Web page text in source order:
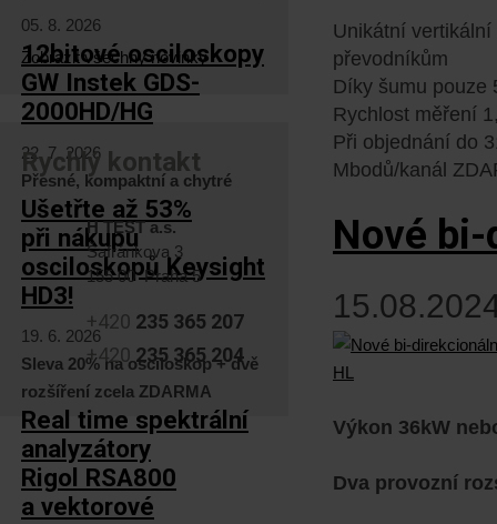
Unikátní
převodníkům
Díky šumu pouze
Rychlost měření
Při objednání do
Mbodů/kanál
Nové
Výkon 36kW
Dva provozní
05. 8. 2026
12bitové osciloskopy
GW Instek GDS-
2000HD/HG
22. 7. 2026
Přesné, kompaktní a chytré
Ušetřte až 53%
při nákupu
osciloskopů Keysight
HD3!
19. 6. 2026
Sleva 20% na osciloskop + dvě
rozšíření zcela ZDARMA
Real time spektrální
analyzátory
Rigol RSA800
a vektorové
Zobrazit všechny novinky
Rychlý kontakt
H TEST a.s.
Šafránkova 3
155 00 Praha 5
+420 235 365 207
+420 235 365 204